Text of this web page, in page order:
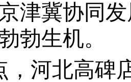
津冀协同
勃生机。
，河北高碑